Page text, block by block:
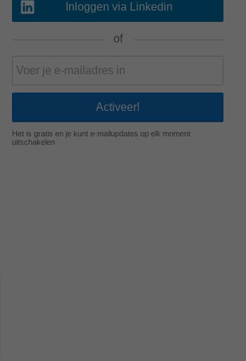
Inloggen via Linkedin
of
Het is gratis en je kunt e-mailupdates op elk moment
uitschakelen